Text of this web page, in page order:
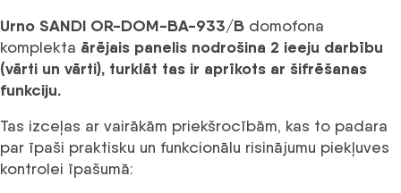
Urno SANDI OR-DOM-BA-933/B domofona
komplekta ārējais panelis nodrošina 2 ieeju darbību
(vārti un vārti), turklāt tas ir aprīkots ar šifrēšanas
funkciju.
Tas izceļas ar vairākām priekšrocībām, kas to padara
par īpaši praktisku un funkcionālu risinājumu piekļuves
kontrolei īpašumā: